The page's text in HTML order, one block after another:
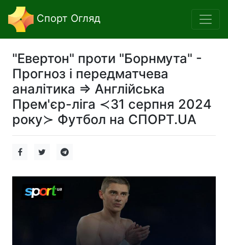
Спорт Огляд
"Евертон" проти "Борнмута" -
Прогноз і передматчева
аналітика ⇒ Англійська
Прем'єр-ліга ≺31 серпня 2024
року≻ Футбол на СПОРТ.UA